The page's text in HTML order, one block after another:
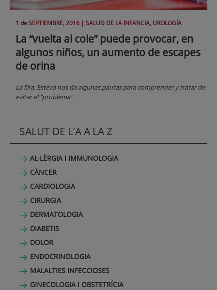
1 deSEPTIEMBRE, 2016 | SALUD DE LA INFANCIA, UROLOGÍA
La “vuelta al cole” puede provocar, en
algunos niños, un aumento de escapes
de orina
La Dra. Esteva nos da algunas pautas para comprender y tratar de
evitar el "problema".
SALUT DE L’A A LA Z
AL·LÈRGIA I IMMUNOLOGIA
CÀNCER
CARDIOLOGIA
CIRURGIA
DERMATOLOGIA
DIABETIS
DOLOR
ENDOCRINOLOGIA
MALALTIES INFECCIOSES
GINECOLOGIA I OBSTETRÍCIA